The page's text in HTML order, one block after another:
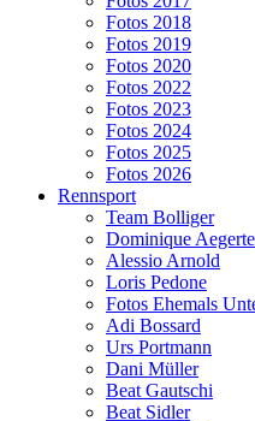
Fotos 2018
Fotos 2019
Fotos 2020
Fotos 2022
Fotos 2023
Fotos 2024
Fotos 2025
Fotos 2026
Rennsport
Team Bolliger
Dominique
Alessio Arnold
Loris Pedone
Fotos Ehemals
Adi Bossard
Urs Portmann
Dani Müller
Beat Gautschi
Beat Sidler